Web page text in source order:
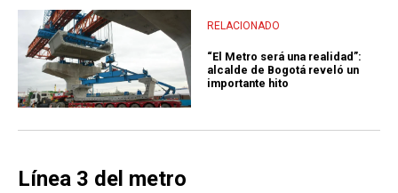
RELACIONADO
“El Metro será una realidad”:
alcalde de Bogotá reveló un
importante hito
Línea 3 del metro